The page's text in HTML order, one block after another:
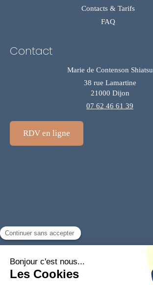
Contacts & Tarifs
FAQ
Contact
Marie de Contenson Shiatsu
38 rue Lamartine
21000 Dijon
07 62 46 61 39
RDV en ligne